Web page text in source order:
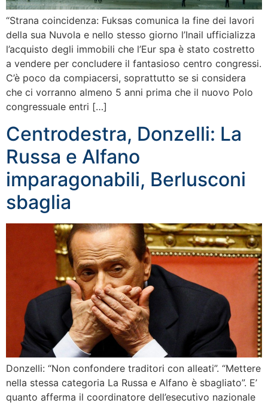
“Strana coincidenza: Fuksas comunica la fine dei lavori
della sua Nuvola e nello stesso giorno l’Inail ufficializza
l’acquisto degli immobili che l’Eur spa è stato costretto
a vendere per concludere il fantasioso centro congressi.
C’è poco da compiacersi, soprattutto se si considera
che ci vorranno almeno 5 anni prima che il nuovo Polo
congressuale entri […]
Centrodestra, Donzelli: La
Russa e Alfano
imparagonabili, Berlusconi
sbaglia
Donzelli: “Non confondere traditori con alleati”. “Mettere
nella stessa categoria La Russa e Alfano è sbagliato”. E’
quanto afferma il coordinatore dell’esecutivo nazionale